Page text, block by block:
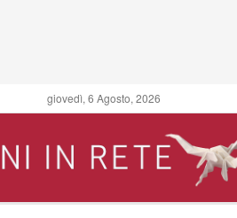
giovedì, 6 Agosto, 2026